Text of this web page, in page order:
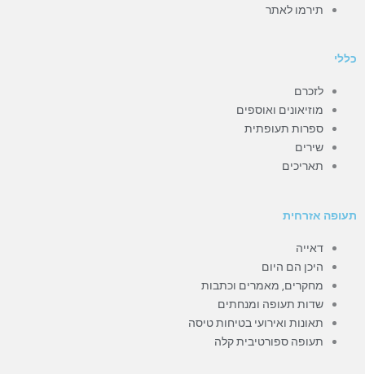
o
תירמו לאתר
כללי
לזכרם
מוזיאונים ואוספים
ספרות תעופתית
שירים
תאריכים
תעופה אזרחית
דאייה
היכן הם היום
מחקרים, מאמרים וכתבות
שדות תעופה ומנחתים
תאונות ואירועי בטיחות טיסה
תעופה ספורטיבית קלה